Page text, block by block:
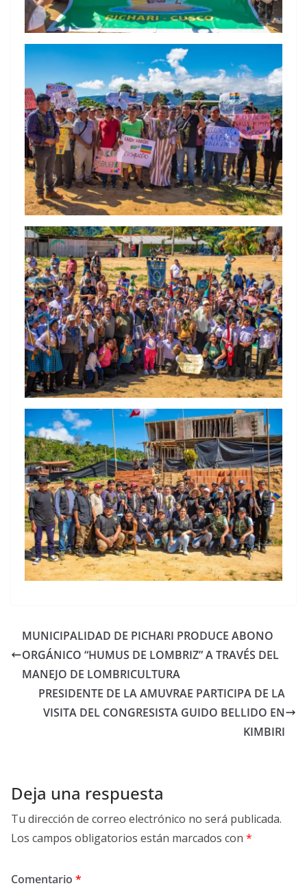
MUNICIPALIDAD DE PICHARI PRODUCE ABONO
ORGÁNICO “HUMUS DE LOMBRIZ” A TRAVÉS DEL
MANEJO DE LOMBRICULTURA
PRESIDENTE DE LA AMUVRAE PARTICIPA DE LA
VISITA DEL CONGRESISTA GUIDO BELLIDO EN
KIMBIRI
Deja una respuesta
Tu dirección de correo electrónico no será publicada.
Los campos obligatorios están marcados con *
Comentario *